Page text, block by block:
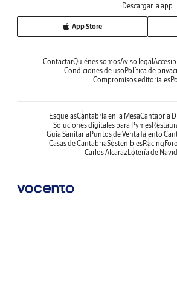
Descargar la app
App Store
ContactarQuiénes somosAviso legal
Condiciones de usoPolítica de
Compromisos editoriales
EsquelasCantabria en la MesaCantabria
Soluciones digitales para Pymes
Guía SanitariaPuntos de VentaTalento
Casas de CantabriaSosteniblesRacing
Carlos AlcarazLotería de